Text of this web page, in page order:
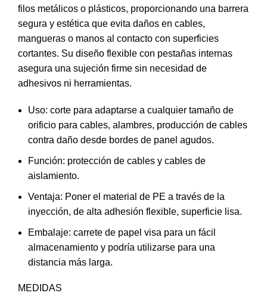
filos metálicos o plásticos, proporcionando una barrera
segura y estética que evita daños en cables,
mangueras o manos al contacto con superficies
cortantes. Su diseño flexible con pestañas internas
asegura una sujeción firme sin necesidad de
adhesivos ni herramientas.
Uso: corte para adaptarse a cualquier tamaño de
orificio para cables, alambres, producción de cables
contra daño desde bordes de panel agudos.
Función: protección de cables y cables de
aislamiento.
Ventaja: Poner el material de PE a través de la
inyección, de alta adhesión flexible, superficie lisa.
Embalaje: carrete de papel visa para un fácil
almacenamiento y podría utilizarse para una
distancia más larga.
MEDIDAS